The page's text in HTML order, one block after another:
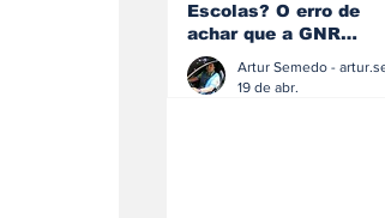
Escolas? O erro de
achar que a GNR
resolve o que a
educação falhou
19 de abr.